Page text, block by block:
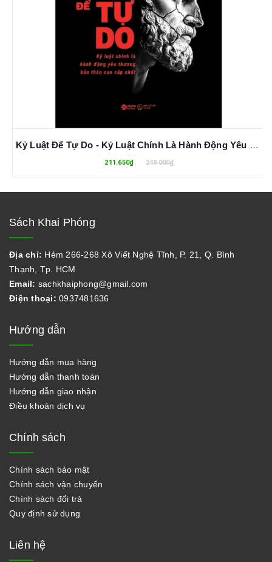
Kỷ Luật Để Tự Do - Kỷ Luật Chính Là Hành Động Yêu Thương Bản Thân Cao Cấp Nhất - Phi Hồng Huy
211.650₫ 249.000₫
Sách Khai Phóng
Địa chỉ: Hẻm 266-268 Xô Viết Nghệ Tĩnh, P. 21, Q. Bình
Thạnh, Tp. HCM
Email: sachkhaiphong@gmail.com
Điện thoại: 0937481636
Hướng dẫn
Hướng dẫn mua hàng
Hướng dẫn thanh toán
Hướng dẫn giao nhận
Điều khoản dịch vụ
Chính sách
Chính sách bảo mật
Chính sách vận chuyển
Chính sách đổi trả
Quy định sử dụng
Liên hệ